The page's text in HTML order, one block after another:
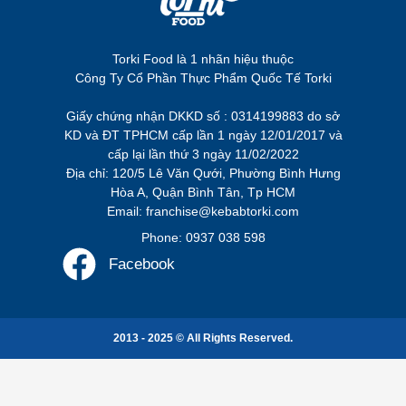
Torki Food là 1 nhãn hiệu thuộc
Công Ty Cổ Phần Thực Phẩm Quốc Tế Torki
Giấy chứng nhận DKKD số : 0314199883 do sở
KD và ĐT TPHCM cấp lần 1 ngày 12/01/2017 và
cấp lại lần thứ 3 ngày 11/02/2022
Địa chỉ: 120/5 Lê Văn Qưới, Phường Bình Hưng
Hòa A, Quận Bình Tân, Tp HCM
Email: franchise@kebabtorki.com
Phone: 0937 038 598
Facebook
2013 - 2025 © All Rights Reserved.